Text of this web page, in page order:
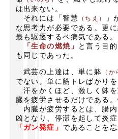
は出来ない。
それには「智慧 （ちえ）
」
な思考力が必要である。更
最も駆逐するベ病気である
「生命の燃焼」
と言う目
も同じであった。
武芸の上達は、単に躰 （か
でない。単に筋トレばかり
汗をかくほど、激しく躰
臓を疲労させるだけである
内臓が疲労するとは、腸
凶となり、停滞を起して炎
「ガン発症」 であることを